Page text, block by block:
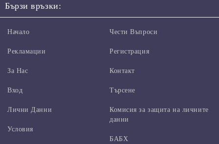
Бързи връзки:
Начало
Рекламации
За Нас
Вход
Чести Въпроси
Регистрация
Контакт
Търсене
Лични Данни
Условия
Комисия за защита на личните
данни
БАБХ